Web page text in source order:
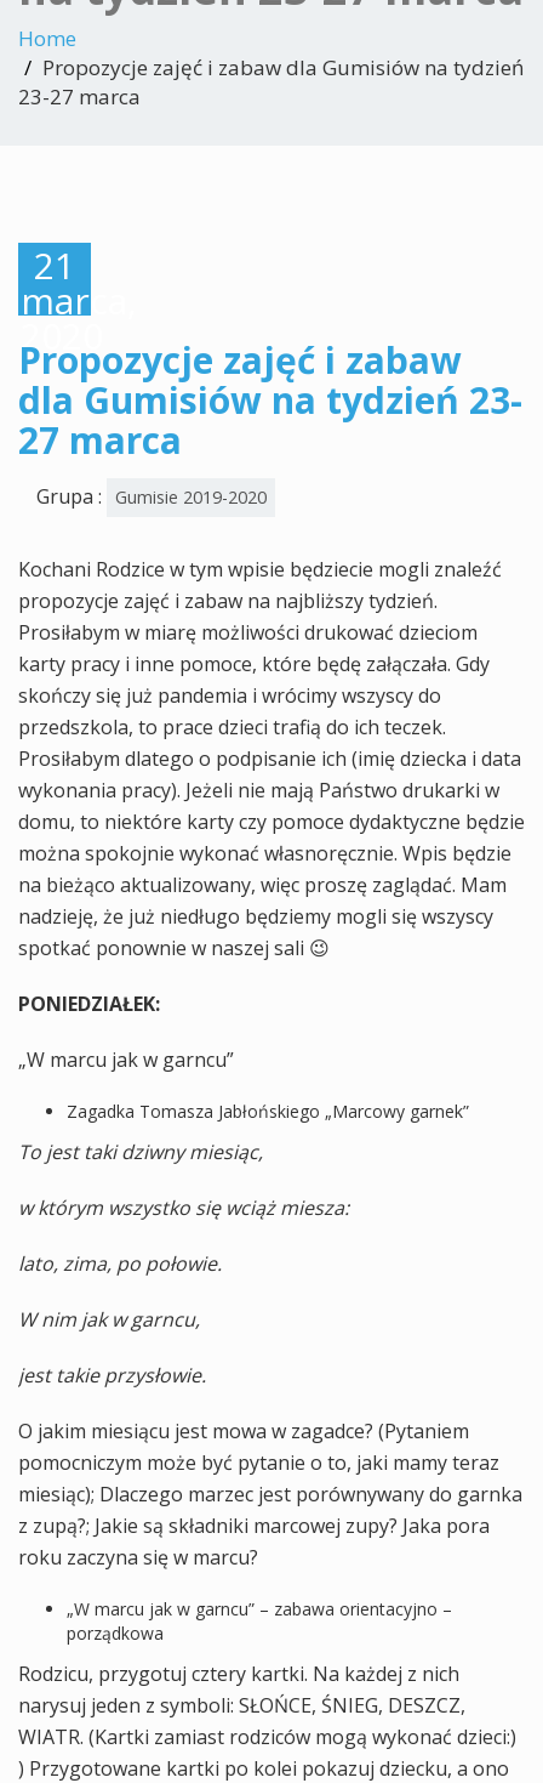
Home
Propozycje zajęć i zabaw dla Gumisiów na tydzień
23-27 marca
21
marca,
2020
Propozycje zajęć i zabaw
dla Gumisiów na tydzień 23-
27 marca
Grupa : Gumisie 2019-2020
Kochani Rodzice w tym wpisie będziecie mogli znaleźć
propozycje zajęć i zabaw na najbliższy tydzień.
Prosiłabym w miarę możliwości drukować dzieciom
karty pracy i inne pomoce, które będę załączała. Gdy
skończy się już pandemia i wrócimy wszyscy do
przedszkola, to prace dzieci trafią do ich teczek.
Prosiłabym dlatego o podpisanie ich (imię dziecka i data
wykonania pracy). Jeżeli nie mają Państwo drukarki w
domu, to niektóre karty czy pomoce dydaktyczne będzie
można spokojnie wykonać własnoręcznie. Wpis będzie
na bieżąco aktualizowany, więc proszę zaglądać. Mam
nadzieję, że już niedługo będziemy mogli się wszyscy
spotkać ponownie w naszej sali 😉
PONIEDZIAŁEK:
„W marcu jak w garncu”
Zagadka Tomasza Jabłońskiego „Marcowy garnek”
To jest taki dziwny miesiąc,
w którym wszystko się wciąż miesza:
lato, zima, po połowie.
W nim jak w garncu,
jest takie przysłowie.
O jakim miesiącu jest mowa w zagadce? (Pytaniem
pomocniczym może być pytanie o to, jaki mamy teraz
miesiąc); Dlaczego marzec jest porównywany do garnka
z zupą?; Jakie są składniki marcowej zupy? Jaka pora
roku zaczyna się w marcu?
„W marcu jak w garncu” – zabawa orientacyjno –
porządkowa
Rodzicu, przygotuj cztery kartki. Na każdej z nich
narysuj jeden z symboli: SŁOŃCE, ŚNIEG, DESZCZ,
WIATR. (Kartki zamiast rodziców mogą wykonać dzieci:)
) Przygotowane kartki po kolei pokazuj dziecku, a ono